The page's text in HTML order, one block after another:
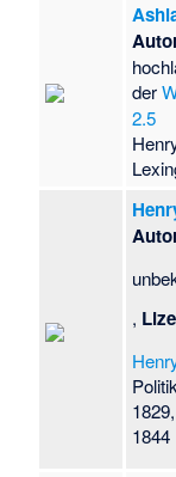
der
2.5
,
1844